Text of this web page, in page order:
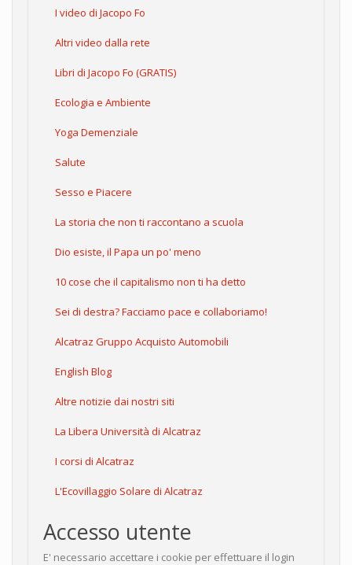
I video di Jacopo Fo
Altri video dalla rete
Libri di Jacopo Fo (GRATIS)
Ecologia e Ambiente
Yoga Demenziale
Salute
Sesso e Piacere
La storia che non ti raccontano a scuola
Dio esiste, il Papa un po' meno
10 cose che il capitalismo non ti ha detto
Sei di destra? Facciamo pace e collaboriamo!
Alcatraz Gruppo Acquisto Automobili
English Blog
Altre notizie dai nostri siti
La Libera Università di Alcatraz
I corsi di Alcatraz
L'Ecovillaggio Solare di Alcatraz
Accesso utente
E' necessario accettare i cookie per effettuare il login